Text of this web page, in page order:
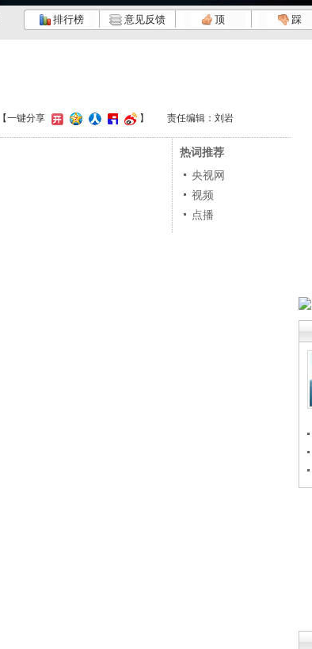
排行榜 意见反馈 顶 踩
【一键分享 】 责任编辑：刘岩
热词推荐
央视网
视频
点播